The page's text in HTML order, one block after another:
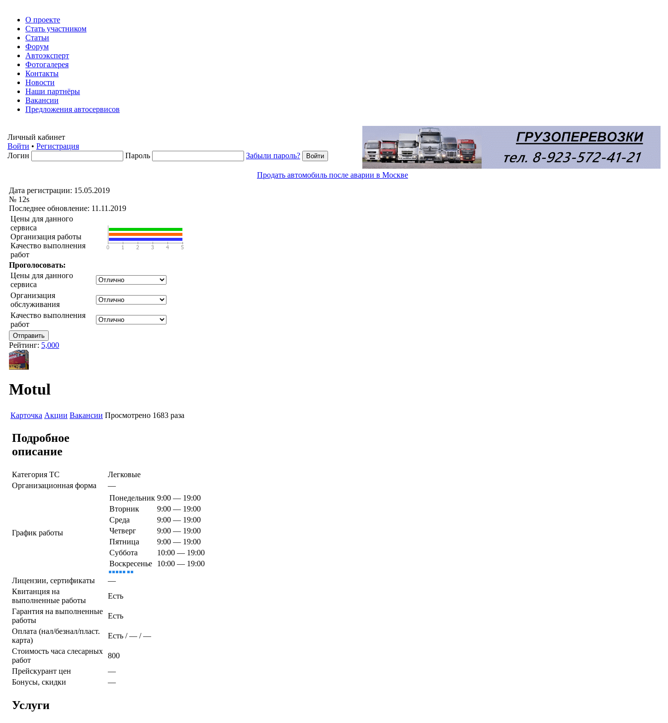
О проекте
Стать участником
Статьи
Форум
Автоэксперт
Фотогалерея
Контакты
Новости
Наши партнёры
Вакансии
Предложения автосервисов
Личный кабинет
Войти • Регистрация
Логин
Пароль Забыли пароль?
Продать автомобиль после аварии в Москве
Дата регистрации: 15.05.2019
№ 12s
Последнее обновление: 11.11.2019
Цены для данного
сервиса
Организация работы
Качество выполнения
работ
Проголосовать:
Цены для данного
сервиса
Организация
обслуживания
Качество выполнения
работ
Рейтинг: 5,000
Motul
Карточка Акции Вакансии Просмотрено 1683 раза
Подробное
описание
Категория ТС
Легковые
Организационная форма
—
График работы
Понедельник 9:00 — 19:00
Вторник
9:00 — 19:00
Среда
9:00 — 19:00
Четверг
9:00 — 19:00
Пятница
9:00 — 19:00
Суббота
10:00 — 19:00
Воскресенье
10:00 — 19:00
Лицензии, сертификаты
—
Квитанция на
выполненные работы
Есть
Гарантия на выполненные
работы
Есть
Оплата (нал/безнал/пласт.
карта)
Есть / — / —
Стоимость часа слесарных
работ
800
Прейскурант цен
—
Бонусы, скидки
—
Услуги